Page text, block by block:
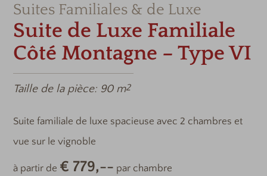
Suites Familiales & de Luxe
Suite de Luxe Familiale
Côté Montagne – Type VI
Taille de la pièce: 90 m2
Suite familiale de luxe spacieuse avec 2 chambres et
vue sur le vignoble
à partir de € 779,-- par chambre